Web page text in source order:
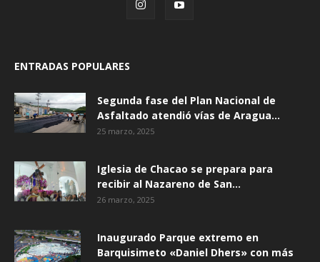
ENTRADAS POPULARES
Segunda fase del Plan Nacional de
Asfaltado atendió vías de Aragua...
25 marzo, 2025
Iglesia de Chacao se prepara para
recibir al Nazareno de San...
26 marzo, 2025
Inaugurado Parque extremo en
Barquisimeto «Daniel Dhers» con más